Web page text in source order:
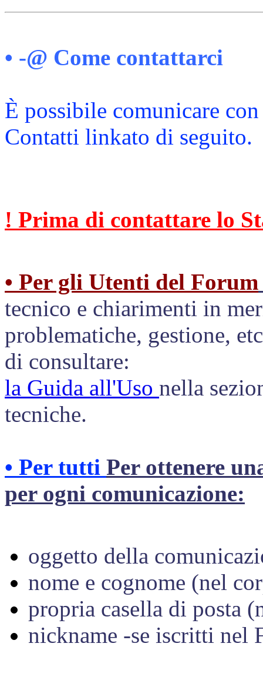
• -@ Come contattarci
È possibile comunicare
Contatti linkato di seguito.
! Prima di contattare lo
• Per gli Utenti del Forum
tecnico e chiarimenti in
problematiche, gestione,
di consultare:
la Guida all'Uso nella
tecniche.
• Per tutti Per ottenere
per ogni comunicazione:
oggetto della
nome e cognome (nel
propria casella di posta
nickname -se iscritti nel